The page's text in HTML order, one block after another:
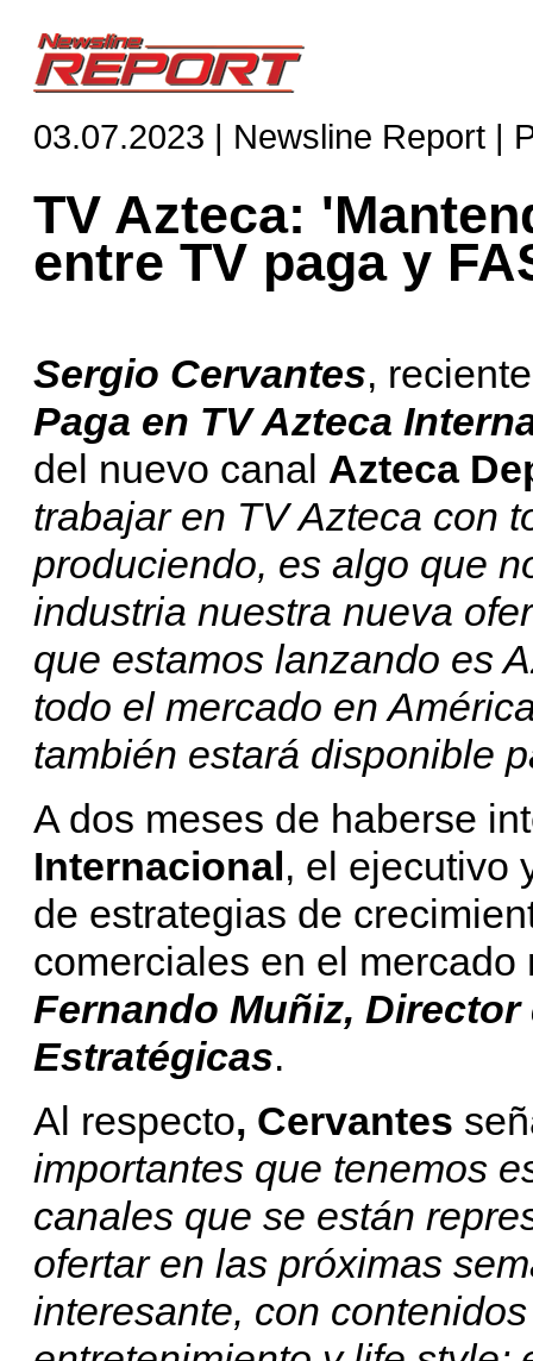
03.07.2023 | Newsline Report |
TV Azteca:
entre TV paga y
Sergio Cervantes,
Paga en TV Azteca
del nuevo canal Azteca
trabajar en TV Azteca con
produciendo, es algo que
industria nuestra nueva
que estamos lanzando es
todo el mercado en
también estará disponible
A dos meses de haberse
Internacional, el ejecutivo
de estrategias de
comerciales en el
Fernando Muñiz,
Estratégicas.
Al respecto, Cervantes
importantes que tenemos
canales que se están
ofertar en las próximas
interesante, con